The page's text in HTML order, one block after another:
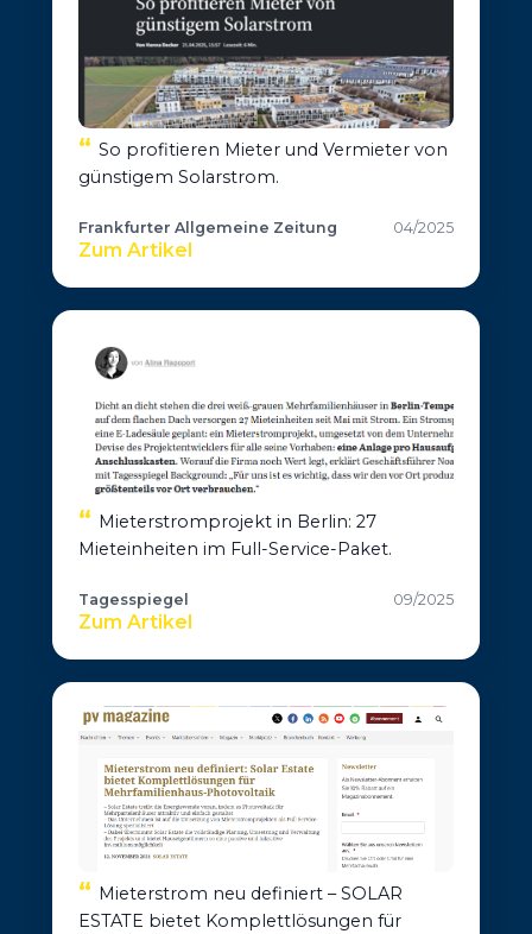
So profitieren Mieter und Vermieter von
günstigem Solarstrom.
Frankfurter Allgemeine Zeitung 04/2025
Zum Artikel
Mieterstromprojekt in Berlin: 27
Mieteinheiten im Full-Service-Paket.
Tagesspiegel 09/2025
Zum Artikel
Mieterstrom neu definiert – SOLAR
ESTATE bietet Komplettlösungen für